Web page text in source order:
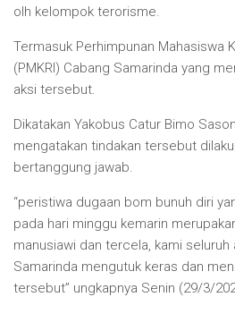
olh kelompok terorisme.
Termasuk Perhimpunan Mahasiswa
(PMKRI) Cabang Samarinda yang
aksi tersebut.
Dikatakan Yakobus Catur Bimo
mengatakan tindakan tersebut
bertanggung jawab.
“peristiwa dugaan bom bunuh diri
pada hari minggu kemarin
manusiawi dan tercela, kami seluruh
Samarinda mengutuk keras dan
tersebut” ungkapnya Senin (29/3/